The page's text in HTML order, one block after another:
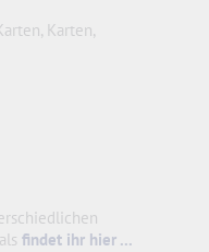
Karten,
findet ihr hier ...